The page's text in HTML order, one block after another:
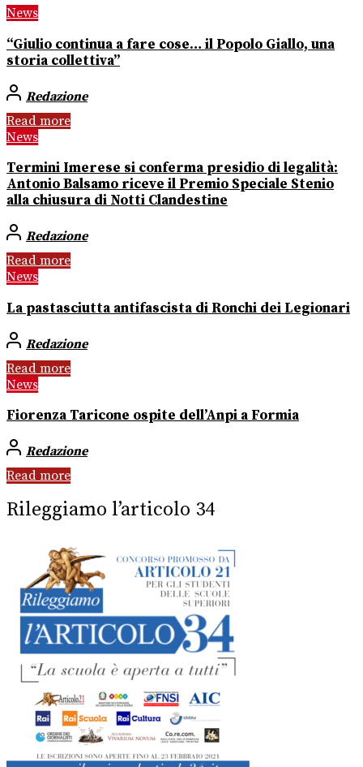
News
“Giulio continua a fare cose… il Popolo Giallo, una
storia collettiva”
Redazione
Read more
News
Termini Imerese si conferma presidio di legalità:
Antonio Balsamo riceve il Premio Speciale Stenio
alla chiusura di Notti Clandestine
Redazione
Read more
News
La pastasciutta antifascista di Ronchi dei Legionari
Redazione
Read more
News
Fiorenza Taricone ospite dell’Anpi a Formia
Redazione
Read more
Rileggiamo l’articolo 34